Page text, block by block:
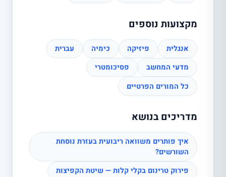
מקצועות נוספים
אנגלית פיזיקה כימיה
עברית
מדעי המחשב
פסיכומטרי
כל המורים הפרטיים
מדריכים בנושא
איך פותרים משוואה ריבועית בעזרת נוסחת
השורשים?
פירוק טרינום בקלי קלות — שיטת הקפיצות